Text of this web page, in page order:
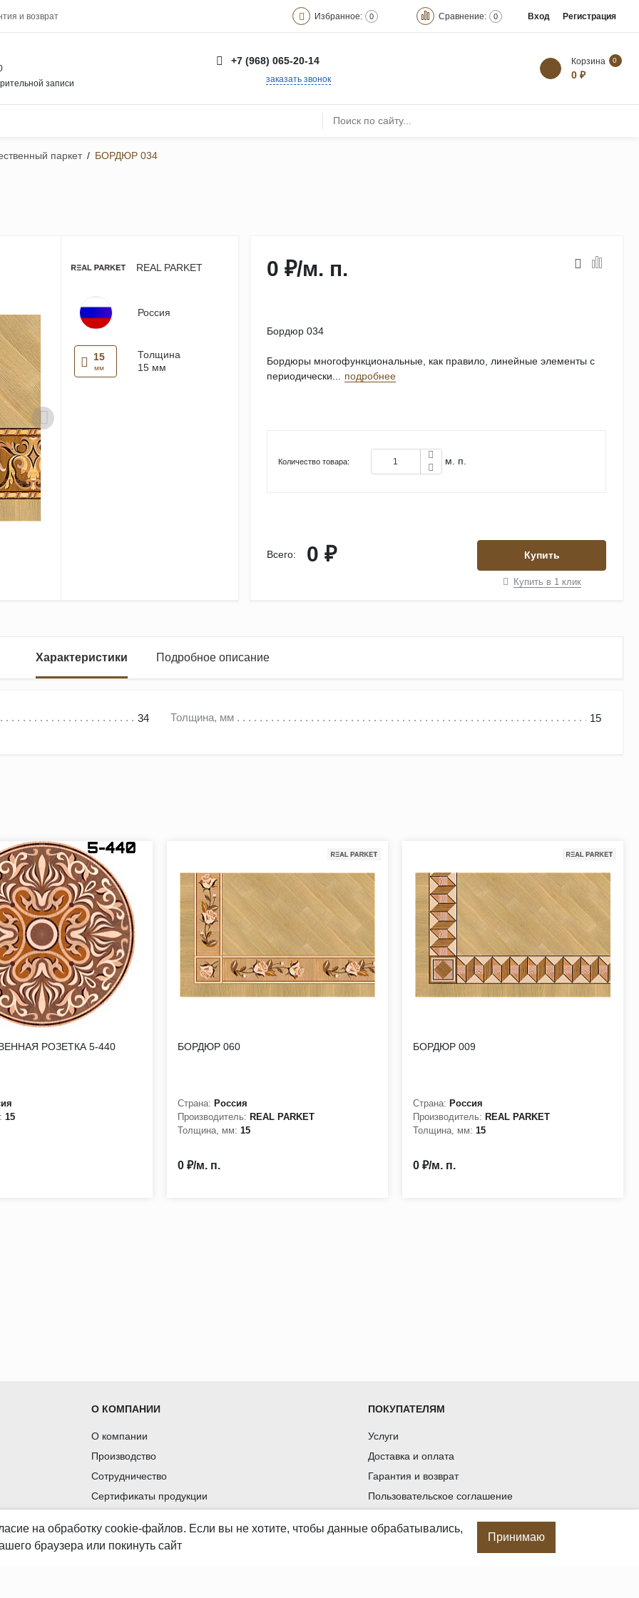
и возврат Избранное: 0 Сравнение: 0 Вход Регистрация
записи
+7 (968) 065-20-14
заказать звонок
Корзина 0
0 ₽
паркет / БОРДЮР 034
REAL PARKET
Россия
15
мм
Толщина
15 мм
0 ₽/м. п.
Бордюр 034
Бордюры многофункциональные, как правило, линейные элементы с
периодически...
подробнее
Количество товара: м. п.
Всего: 0 ₽ Купить
Купить в 1 клик
Характеристики Подробное описание
34 Толщина, мм 15
РОЗЕТКА 5-440
15
БОРДЮР 060
Страна: Россия
Производитель: REAL PARKET
Толщина, мм: 15
0 ₽/м. п.
БОРДЮР 009
Страна: Россия
Производитель: REAL PARKET
Толщина, мм: 15
0 ₽/м. п.
О КОМПАНИИ
О компании
Производство
Сотрудничество
Сертификаты продукции
Контакты
ПОКУПАТЕЛЯМ
Услуги
Доставка и оплата
Гарантия и возврат
Пользовательское соглашение
Политика в отношении обработки
на обработку cookie-файлов. Если вы не хотите, чтобы данные обрабатывались,
браузера или покинуть сайт
Принимаю